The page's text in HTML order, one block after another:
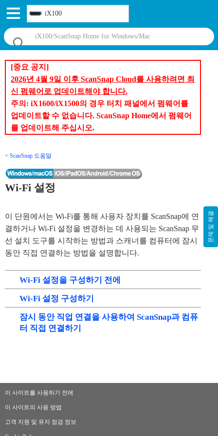
iX100
[중요 공지]
2026년 4월 9일 이후 ScanSnap Cloud를 사용하려면 최
신 펌웨어로 업데이트해야 합니다.
주의: iX1600/iX1500의 경우 터치 패널에서 펌웨어를
업데이트할 수 없습니다. ScanSnap Home에서 펌웨어
를 업데이트해 주십시오.
ScanSnap 도움말
Wi-Fi 설정
이 단원에서는 Wi-Fi를 통해 사용자 장치를 ScanSnap에 연
결하거나 Wi-Fi 설정을 변경하는 데 사용되는 ScanSnap 무
선 설치 도구를 시작하는 방법과 스캐너를 컴퓨터에 잠시
동안 직접 연결하는 방법을 설명합니다.
Wi-Fi 설정을 구성하기 전에
Wi-Fi 설정 구성하기
잠시 동안 직업 연결을 사용하여 ScanSnap과 컴퓨
터 직접 연결하기
이 사이트를 사용하기 전에
이 사이트의 사용 방법
고객 지원 및 유지 점검 정보
문제 및 해결